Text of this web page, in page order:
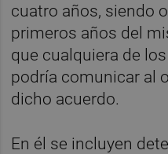
cuatro años, siendo
primeros años del
que cualquiera de
podría comunicar al
dicho acuerdo.
En él se incluyen